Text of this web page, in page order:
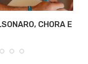
CHORA E